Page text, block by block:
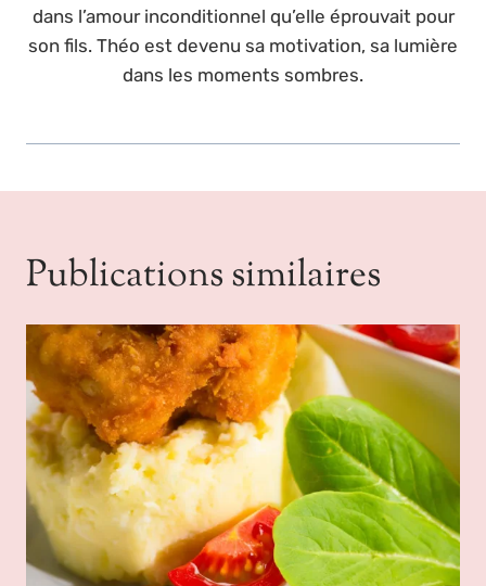
dans l’amour inconditionnel qu’elle éprouvait pour
son fils. Théo est devenu sa motivation, sa lumière
dans les moments sombres.
Publications similaires